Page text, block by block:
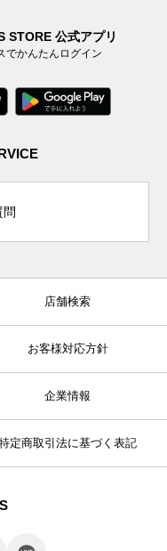
STORE 公式アプリ
でかんたんログイン
店舗検索
お客様対応方針
企業情報
定商取引法に基づく表記